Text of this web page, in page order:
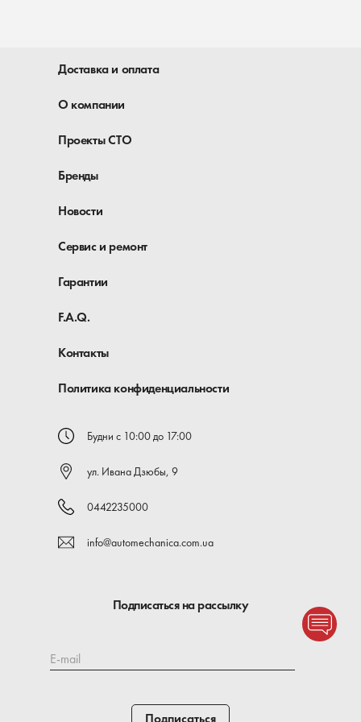
Доставка и оплата
О компании
Проекты СТО
Бренды
Новости
Сервис и ремонт
Гарантии
F.A.Q.
Контакты
Политика конфиденциальности
Будни с 10:00 до 17:00
ул. Ивана Дзюбы, 9
0442235000
info@automechanica.com.ua
Подписаться на рассылку
E-mail
Подписаться